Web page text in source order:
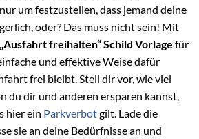
um festzustellen, dass jemand deine
oder? Das muss nicht sein! Mit
„Ausfahrt freihalten“ Schild Vorlage für
und effektive Weise dafür
frei bleibt. Stell dir vor, wie viel
du dir und anderen ersparen kannst,
hier ein Parkverbotgilt. Lade die
sie an deine Bedürfnisse an und